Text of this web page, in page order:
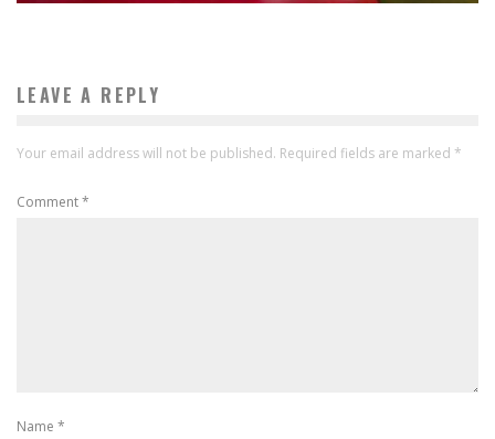
LEAVE A REPLY
Your email address will not be published. Required fields are marked *
Comment*
Name *